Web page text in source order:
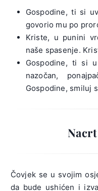
Gospodine, ti si
govorio mu po
Kriste, u punini
naše spasenje.
Gospodine, ti si
nazočan,
Gospodine, smiluj
Čovjek se u svojim
da bude ushićen i